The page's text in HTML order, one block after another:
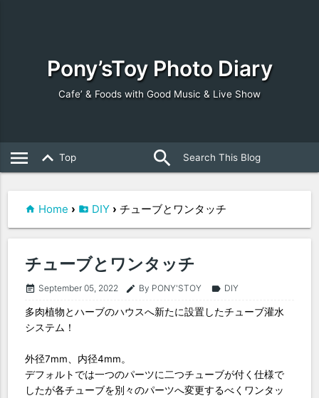
Pony’sToy Photo Diary
Cafe’ & Foods with Good Music & Live Show
menu keyboard_arrow_up Top search
Home › DIY › チューブとワンタッチ
チューブとワンタッチ
event_note September 05, 2022 edit By PONY'STOY label DIY
多肉植物とハーブのハウスへ新たに設置したチューブ灌水
システム！
外径7mm、内径4mm。
デフォルトでは一つのパーツに二つチューブが付く仕様で
したが各チューブを別々のパーツへ変更するべくワンタッ